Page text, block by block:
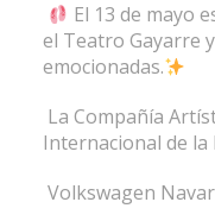
El 13 de mayo
el Teatro Gayarre
emocionadas.
La Compañía
Internacional de la
Volkswagen